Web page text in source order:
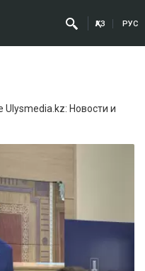
ҚАЗ РУС
Ulysmedia.kz: Новости и